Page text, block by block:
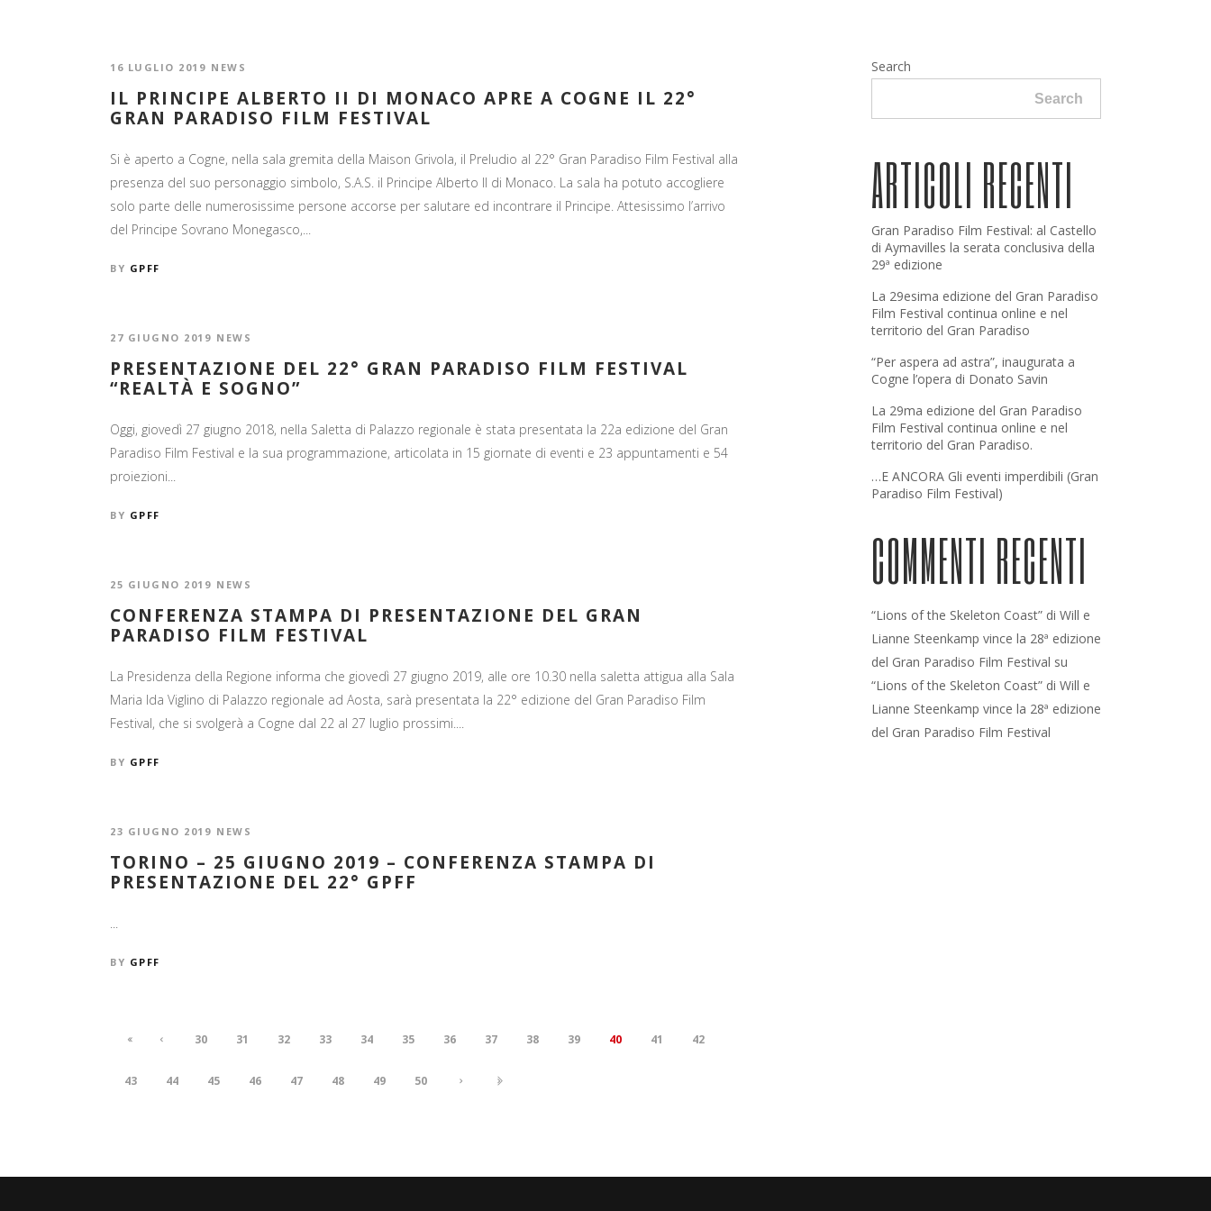
16 LUGLIO 2019 NEWS
IL PRINCIPE ALBERTO II DI MONACO APRE A COGNE IL 22°
GRAN PARADISO FILM FESTIVAL
Si è aperto a Cogne, nella sala gremita della Maison Grivola, il Preludio al 22° Gran Paradiso Film Festival alla
presenza del suo personaggio simbolo, S.A.S. il Principe Alberto II di Monaco. La sala ha potuto accogliere
solo parte delle numerosissime persone accorse per salutare ed incontrare il Principe. Attesissimo l’arrivo
del Principe Sovrano Monegasco,...
BY GPFF
27 GIUGNO 2019 NEWS
PRESENTAZIONE DEL 22° GRAN PARADISO FILM FESTIVAL
“REALTÀ E SOGNO”
Oggi, giovedì 27 giugno 2018, nella Saletta di Palazzo regionale è stata presentata la 22a edizione del Gran
Paradiso Film Festival e la sua programmazione, articolata in 15 giornate di eventi e 23 appuntamenti e 54
proiezioni...
BY GPFF
25 GIUGNO 2019 NEWS
CONFERENZA STAMPA DI PRESENTAZIONE DEL GRAN
PARADISO FILM FESTIVAL
La Presidenza della Regione informa che giovedì 27 giugno 2019, alle ore 10.30 nella saletta attigua alla Sala
Maria Ida Viglino di Palazzo regionale ad Aosta, sarà presentata la 22° edizione del Gran Paradiso Film
Festival, che si svolgerà a Cogne dal 22 al 27 luglio prossimi....
BY GPFF
23 GIUGNO 2019 NEWS
TORINO – 25 GIUGNO 2019 – CONFERENZA STAMPA DI
PRESENTAZIONE DEL 22° GPFF
...
BY GPFF
30 31 32 33 34 35 36 37 38 39 40 41 42
43 44 45 46 47 48 49 50
Search
Search
ARTICOLI RECENTI
Gran Paradiso Film Festival: al Castello
di Aymavilles la serata conclusiva della
29ª edizione
La 29esima edizione del Gran Paradiso
Film Festival continua online e nel
territorio del Gran Paradiso
“Per aspera ad astra”, inaugurata a
Cogne l’opera di Donato Savin
La 29ma edizione del Gran Paradiso
Film Festival continua online e nel
territorio del Gran Paradiso.
…E ANCORA Gli eventi imperdibili (Gran
Paradiso Film Festival)
COMMENTI RECENTI
“Lions of the Skeleton Coast” di Will e
Lianne Steenkamp vince la 28ª edizione
del Gran Paradiso Film Festival su
“Lions of the Skeleton Coast” di Will e
Lianne Steenkamp vince la 28ª edizione
del Gran Paradiso Film Festival